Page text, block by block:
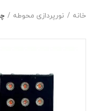
خانه نورپردازی محوطه